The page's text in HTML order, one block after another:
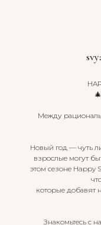
Между
Новый год — чуть
взрослые могут
этом сезоне Happy
которые
Знакомьтесь с